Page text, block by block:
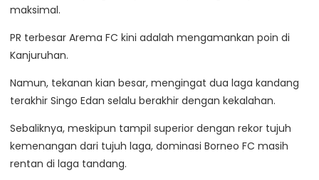
maksimal.
PR terbesar Arema FC kini adalah mengamankan poin di
Kanjuruhan.
Namun, tekanan kian besar, mengingat dua laga kandang
terakhir Singo Edan selalu berakhir dengan kekalahan.
Sebaliknya, meskipun tampil superior dengan rekor tujuh
kemenangan dari tujuh laga, dominasi Borneo FC masih
rentan di laga tandang.